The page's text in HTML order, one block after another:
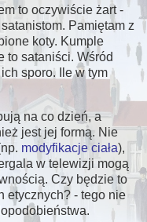
to oczywiście żart -
Pamiętam z
koty. Kumple
to sataniści. Wśród
sporo. Ile w tym
na co dzień, a
jest jej formą. Nie
modyfikacje ciała),
w telewizji mogą
Czy będzie to
etycznych? - tego nie